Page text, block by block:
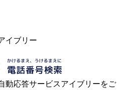
イブリー
動応答サービスアイブリーをご